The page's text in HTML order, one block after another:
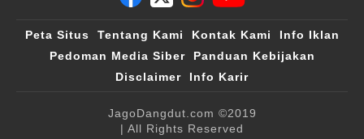
Peta Situs Tentang Kami Kontak Kami
Info Iklan
Pedoman Media Siber
Panduan Kebijakan
Disclaimer
Info Karir
JagoDangdut.com ©2019
| All Rights Reserved